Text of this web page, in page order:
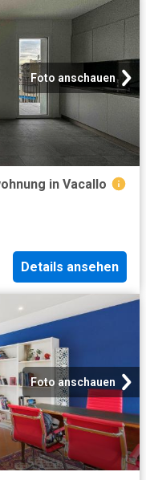
Foto anschauen
in Vacallo
Details ansehen
Foto anschauen